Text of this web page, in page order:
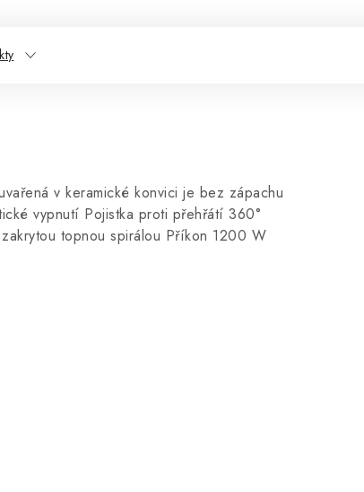
v keramické konvici je bez zápachu
vypnutí Pojistka proti přehřátí 360°
topnou spirálou Příkon 1200 W